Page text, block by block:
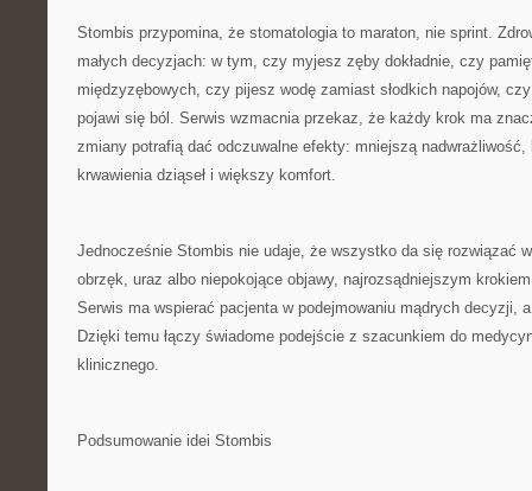
Stombis przypomina, że stomatologia to maraton, nie sprint.
małych decyzjach: w tym, czy myjesz zęby dokładnie, czy
międzyzębowych, czy pijesz wodę zamiast słodkich napojów,
pojawi się ból. Serwis wzmacnia przekaz, że każdy krok ma
zmiany potrafią dać odczuwalne efekty: mniejszą
krwawienia dziąseł i większy komfort.
Jednocześnie Stombis nie udaje, że wszystko da się rozwiązać
obrzęk, uraz albo niepokojące objawy, najrozsądniejszym
Serwis ma wspierać pacjenta w podejmowaniu mądrych decyzji,
Dzięki temu łączy świadome podejście z szacunkiem do
klinicznego.
Podsumowanie idei Stombis